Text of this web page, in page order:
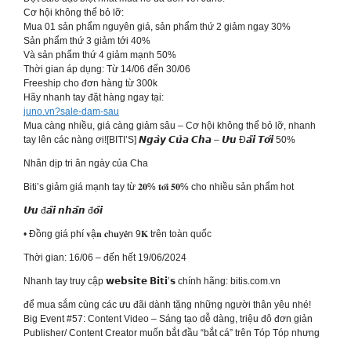
Cơ hội không thể bỏ lỡ:
Mua 01 sản phẩm nguyên giá, sản phẩm thứ 2 giảm ngay 30%
Sản phẩm thứ 3 giảm tới 40%
Và sản phẩm thứ 4 giảm mạnh 50%
Thời gian áp dụng: Từ 14/06 đến 30/06
Freeship cho đơn hàng từ 300k
Hãy nhanh tay đặt hàng ngay tại:
juno.vn?sale-dam-sau
Mua càng nhiều, giá càng giảm sâu – Cơ hội không thể bỏ lỡ, nhanh
tay lên các nàng ơi![BITI’S] 𝙉𝙜𝙖̀𝙮 𝘾𝙪̉𝙖 𝘾𝙝𝙖 – 𝙐̛𝙪 Đ𝙖̃𝙞 𝙏𝙤̛́𝙞 50%
Nhân dịp tri ân ngày của Cha
Biti’s giảm giá mạnh tay từ 𝟐𝟎% 𝐭𝐨̛́𝐢 𝟓𝟎% cho nhiều sản phẩm hot
𝙐̛𝙪 đ𝙖̃𝙞 𝙣𝙝𝙖̂𝙣 đ𝙤̂𝙞
• Đồng giá phí 𝐯ậ𝐧 𝐜h𝐮y𝐞̂̉n 9𝐊 trên toàn quốc
Thời gian: 16/06 – đến hết 19/06/2024
Nhanh tay truy cập 𝘄𝗲𝗯𝘀𝗶𝘁𝗲 𝗕𝗶𝘁𝗶’𝘀 chính hãng: bitis.com.vn
để mua sắm cùng các ưu đãi dành tặng những người thân yêu nhé!
Big Event #57: Content Video – Sáng tạo dễ dàng, triệu đô đơn giản
Publisher/ Content Creator muốn bắt đầu “bắt cá” trên Tóp Tóp nhưng